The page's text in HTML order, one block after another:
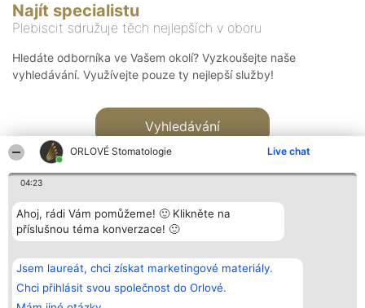
ORLOVÉ Stomatologie Live chat
04:23
Ahoj, rádi Vám pomůžeme! 🙂 Klikněte na
příslušnou téma konverzace! 🙂
Jsem laureát, chci získat marketingové materiály.
Chci přihlásit svou společnost do Orlové.
Najít specialistu
Plebiscit sdružuje těch nejlepších v oboru
Hledáte odborníka ve Vašem okolí? Vyzkoušejte naše
vyhledávání. Využívejte pouze ty nejlepší služby!
Vyhledávání
Bright Side Solutions sp. z o.
o. sp. k.
ul. Ruska 22
Wrocław 50-079
Vítězové
Seznam všech
laureátů
Zásady
Kontakt